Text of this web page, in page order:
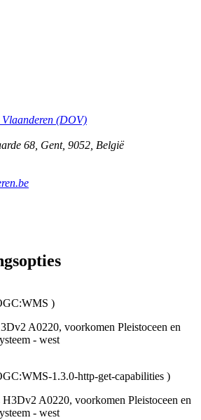
(DOV)
68, Gent, 9052, België
)
A0220, voorkomen Pleistoceen en
- west
1.3.0-http-get-capabilities )
A0220, voorkomen Pleistoceen en
- west